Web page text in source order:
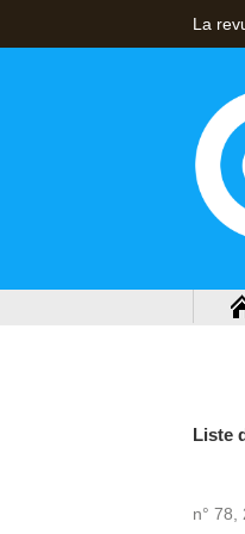
La
Liste
n° 78,